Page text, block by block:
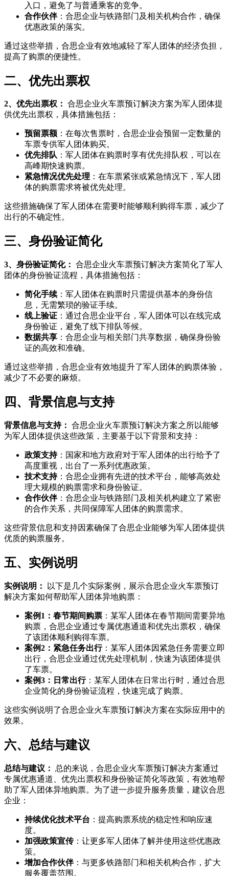
入口，避免了与普通乘客的竞争。
合作伙伴：合思企业与铁路部门及相关机构合作，确保
优惠政策的落实。
通过这些举措，合思企业有效地减轻了军人团体的经济负担，
提高了购票的便捷性。
二、优先出票权
2、优先出票权： 合思企业火车票预订解决方案为军人团体提
供优先出票权，具体措施包括：
预留票额 ：在每次售票时，合思企业会预留一定数量的
车票专供军人团体购买。
优先排队 ：军人团体在购票时享有优先排队权，可以在
高峰期快速购票。
紧急情况优先处理 ：在车票紧张或紧急情况下，军人团
体的购票需求将被优先处理。
这些措施确保了军人团体在需要时能够顺利购得车票，减少了
出行的不确定性。
三、身份验证简化
3、身份验证简化： 合思企业火车票预订解决方案简化了军人
团体的身份验证流程，具体措施包括：
简化手续：军人团体在购票时只需提供基本的身份信
息，无需繁琐的验证手续。
线上验证 ：通过合思企业平台，军人团体可以在线完成
身份验证，避免了线下排队等候。
数据共享 ：合思企业与相关部门共享数据，确保身份验
证的高效和准确。
通过这些举措，合思企业有效地提升了军人团体的购票体验，
减少了不必要的麻烦。
四、背景信息与支持
背景信息与支持： 合思企业火车票预订解决方案之所以能够
为军人团体提供这些政策，主要基于以下背景和支持：
政策支持：国家和地方政府对于军人团体的出行给予了
高度重视，出台了一系列优惠政策。
技术支持：合思企业拥有先进的技术平台，能够高效处
理大规模的购票需求和身份验证。
合作伙伴：合思企业与铁路部门及相关机构建立了紧密
的合作关系，共同保障军人团体的购票需求。
这些背景信息和支持因素确保了合思企业能够为军人团体提供
优质的购票服务。
五、实例说明
实例说明：
以下是几个实际案例，展示合思企业火车票预订
解决方案如何帮助军人团体异地购票：
案例1：春节期间购票 ：某军人团体在春节期间需要异地
购票，合思企业通过专属优惠通道和优先出票权，确保
了该团体顺利购得车票。
案例2：紧急任务出行：某军人团体因紧急任务需要立即
出行，合思企业通过优先处理机制，快速为该团体提供
了车票。
案例3：日常出行：某军人团体在日常出行时，通过合思
企业简化的身份验证流程，快速完成了购票。
这些实例说明了合思企业火车票预订解决方案在实际应用中的
效果。
六、总结与建议
总结与建议：
总的来说，合思企业火车票预订解决方案通过
专属优惠通道、优先出票权和身份验证简化等政策，有效地帮
助了军人团体异地购票。为了进一步提升服务质量，建议合思
企业：
持续优化技术平台 ：提高购票系统的稳定性和响应速
度。
加强政策宣传：让更多军人团体了解并使用这些优惠政
策。
增加合作伙伴：与更多铁路部门和相关机构合作，扩大
服务覆盖范围。